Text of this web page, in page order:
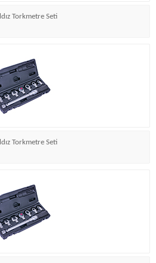
Torkmetre Seti
Torkmetre Seti